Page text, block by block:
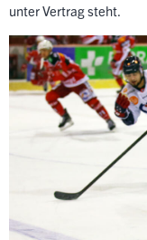
unter Vertrag steht.